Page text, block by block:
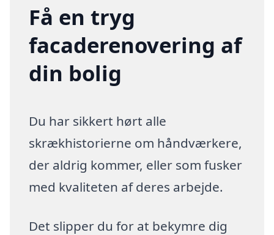
Få en tryg
facaderenovering af
din bolig
Du har sikkert hørt alle
skrækhistorierne om håndværkere,
der aldrig kommer, eller som fusker
med kvaliteten af deres arbejde.
Det slipper du for at bekymre dig